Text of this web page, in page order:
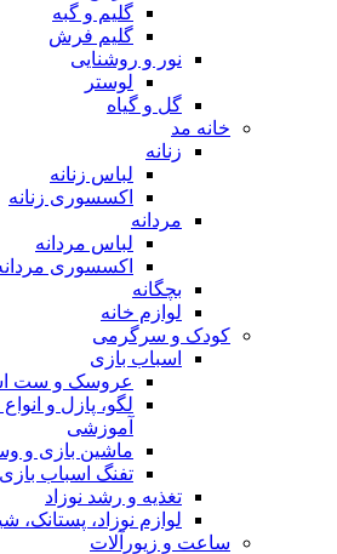
گلیم و گبه
گلیم فرش
نور و روشنایی
لوستر
گل و گیاه
خانه مد
زنانه
لباس زنانه
اکسسوری زنانه
مردانه
لباس مردانه
اکسسوری
بچگانه
لوازم خانه
کودک و سرگرمی
اسباب بازی
عروسک و ست
لگو، پازل و
آموزشی
ماشین بازی و
تفنگ اسباب
تغذیه و رشد نوزاد
لوازم نوزاد، پستانک،
ساعت و زیور‌آلات